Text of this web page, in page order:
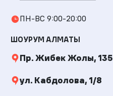
ПН-ВС 9:00-20:00
ШОУРУМ АЛМАТЫ
Пр. Жибек Жолы, 135
ул. Кабдолова, 1/8